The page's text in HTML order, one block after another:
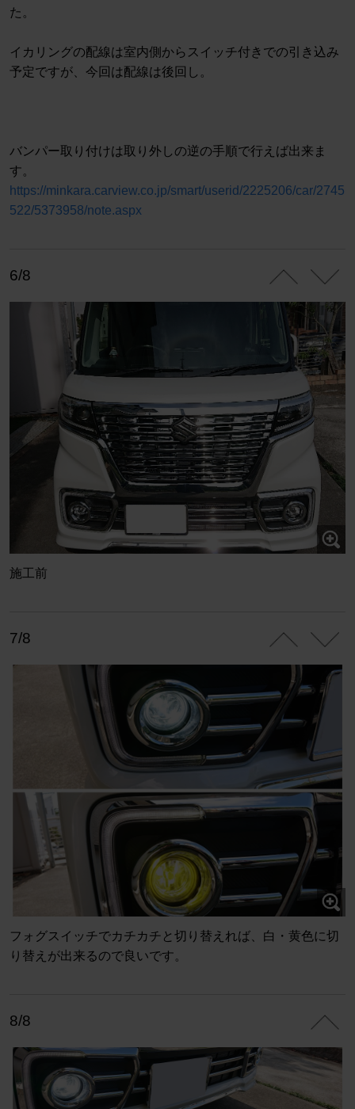
た。
イカリングの配線は室内側からスイッチ付きでの引き込み
予定ですが、今回は配線は後回し。
バンパー取り付けは取り外しの逆の手順で行えば出来ま
す。
https://minkara.carview.co.jp/smart/userid/2225206/car/2745
522/5373958/note.aspx
6/8
施工前
7/8
フォグスイッチでカチカチと切り替えれば、白・黄色に切
り替えが出来るので良いです。
8/8